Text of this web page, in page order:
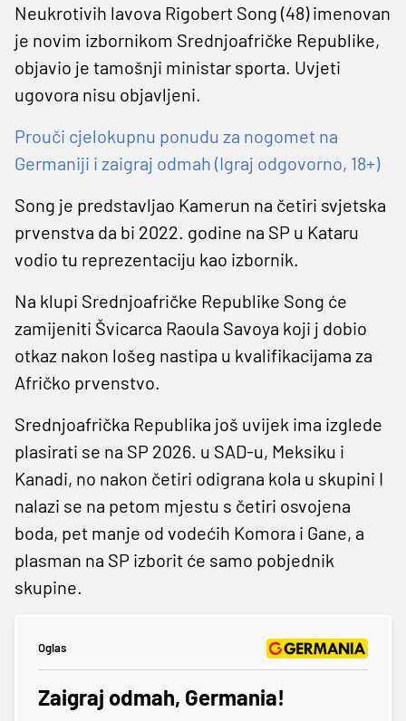
Neukrotivih lavova Rigobert Song (48) imenovan
je novim izbornikom Srednjoafričke Republike,
objavio je tamošnji ministar sporta. Uvjeti
ugovora nisu objavljeni.
Prouči cjelokupnu ponudu za nogomet na
Germaniji i zaigraj odmah (Igraj odgovorno, 18+)
Song je predstavljao Kamerun na četiri svjetska
prvenstva da bi 2022. godine na SP u Kataru
vodio tu reprezentaciju kao izbornik.
Na klupi Srednjoafričke Republike Song će
zamijeniti Švicarca Raoula Savoya koji j dobio
otkaz nakon lošeg nastipa u kvalifikacijama za
Afričko prvenstvo.
Srednjoafrička Republika još uvijek ima izglede
plasirati se na SP 2026. u SAD-u, Meksiku i
Kanadi, no nakon četiri odigrana kola u skupini I
nalazi se na petom mjestu s četiri osvojena
boda, pet manje od vodećih Komora i Gane, a
plasman na SP izborit će samo pobjednik
skupine.
Oglas
Zaigraj odmah, Germania!